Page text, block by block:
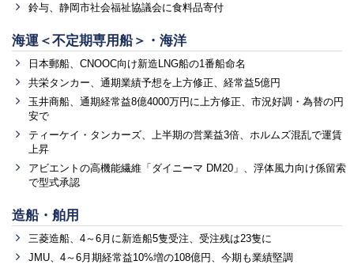
鈴与、静岡市社会福祉協議会に食料品寄付
海運＜不定期専用船＞・海洋
日本郵船、CNOOC向け新造LNG船の1番船命名
共栄タンカー、通期業績予想を上方修正、経常益5億円
玉井商船、通期経常益8億4000万円に上方修正、市況好調・為替の円
安で
ティーケイ・タンカーズ、上半期の営業益3倍、ホルムズ混乱で運賃
上昇
アビエントの高機能繊維「ダイニーマ DM20」、浮体風力向け係留索
で型式承認
造船・舶用
三菱造船、4～6月に新造船5隻受注、受注残は23隻に
JMU、4～6月期経常益10%増の108億円、今期も業績堅調